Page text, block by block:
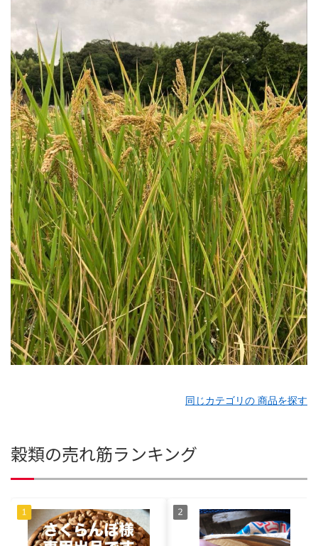
同じカテゴリの 商品を探す
穀類の売れ筋ランキング